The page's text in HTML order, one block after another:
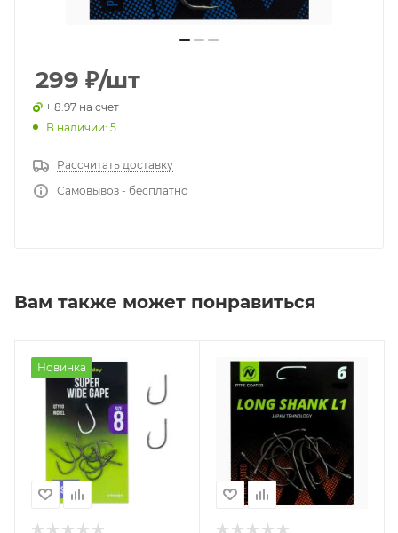
299 ₽/шт
+ 8.97 на счет
В наличии: 5
Рассчитать доставку
Самовывоз - бесплатно
Вам также может понравиться
Новинка